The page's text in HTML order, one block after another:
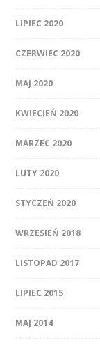
LIPIEC 2020
CZERWIEC 2020
MAJ 2020
KWIECIEŃ 2020
MARZEC 2020
LUTY 2020
STYCZEŃ 2020
WRZESIEŃ 2018
LISTOPAD 2017
LIPIEC 2015
MAJ 2014